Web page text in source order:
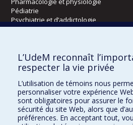
Pédiatrie
Psychiatrie et d’addictologie
Radiologie, radio-oncologie et
Écoles
Orthophonie et audiologie
Réadaptation
Directions
L’UdeM reconnaît
respecter la vie privée
L’utilisation de témoins nous
personnaliser votre expérience
sont obligatoires pour assurer le
sécurité du site Web, alors que
préférences. En acceptant tout,